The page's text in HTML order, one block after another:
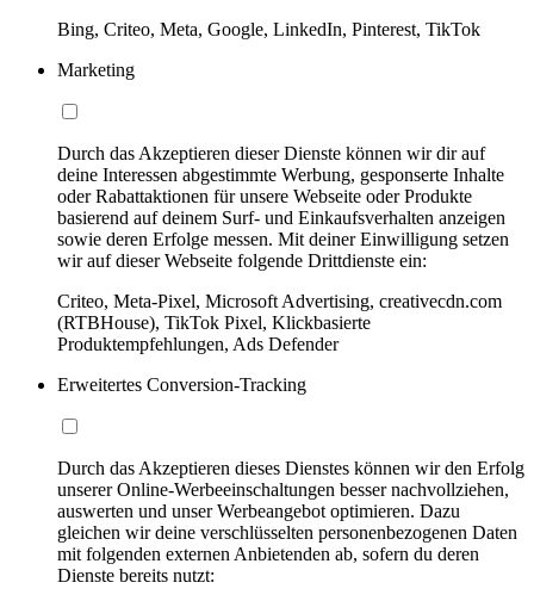
Bing, Criteo, Meta, Google, LinkedIn, Pinterest, TikTok
Marketing
Durch das Akzeptieren dieser Dienste können wir dir auf
deine Interessen abgestimmte Werbung, gesponserte Inhalte
oder Rabattaktionen für unsere Webseite oder Produkte
basierend auf deinem Surf- und Einkaufsverhalten anzeigen
sowie deren Erfolge messen. Mit deiner Einwilligung setzen
wir auf dieser Webseite folgende Drittdienste ein:
Criteo, Meta-Pixel, Microsoft Advertising, creativecdn.com
(RTBHouse), TikTok Pixel, Klickbasierte
Produktempfehlungen, Ads Defender
Erweitertes Conversion-Tracking
Durch das Akzeptieren dieses Dienstes können wir den Erfolg
unserer Online-Werbeeinschaltungen besser nachvollziehen,
auswerten und unser Werbeangebot optimieren. Dazu
gleichen wir deine verschlüsselten personenbezogenen Daten
mit folgenden externen Anbietenden ab, sofern du deren
Dienste bereits nutzt: